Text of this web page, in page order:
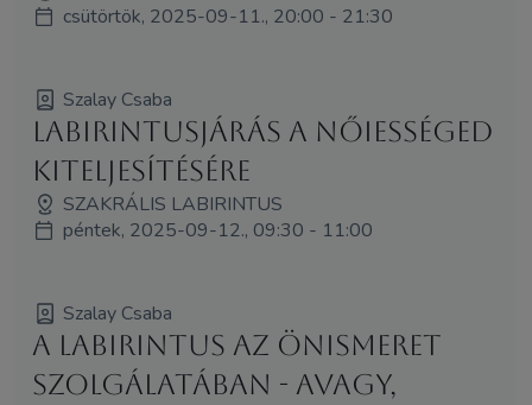
csütörtök, 2025-09-11., 20:00 - 21:30
Szalay Csaba
Labirintusjárás a nőiességed
kiteljesítésére
SZAKRÁLIS LABIRINTUS
péntek, 2025-09-12., 09:30 - 11:00
Szalay Csaba
A Labirintus az önismeret
szolgálatában - avagy,